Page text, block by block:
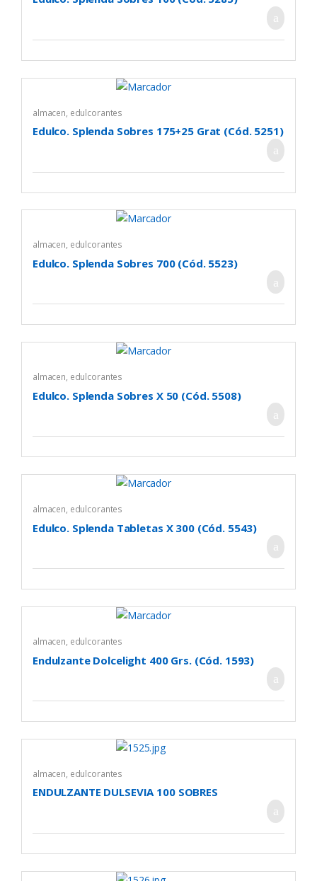
almacen, edulcorantes
Edulco. Splenda Sobres 175+25 Grat (Cód. 5251)
almacen, edulcorantes
Edulco. Splenda Sobres 700 (Cód. 5523)
almacen, edulcorantes
Edulco. Splenda Sobres X 50 (Cód. 5508)
almacen, edulcorantes
Edulco. Splenda Tabletas X 300 (Cód. 5543)
almacen, edulcorantes
Endulzante Dolcelight 400 Grs. (Cód. 1593)
almacen, edulcorantes
ENDULZANTE DULSEVIA 100 SOBRES